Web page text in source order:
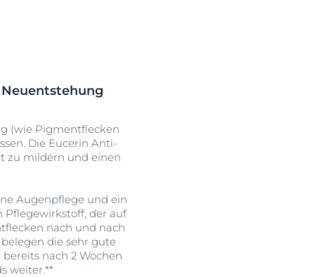
(wie Pigmentflecken
Die Eucerin Anti-
zu mildern und einen
Augenpflege und ein
der auf
nach und nach
die sehr gute
nach 2 Wochen
weiter.**